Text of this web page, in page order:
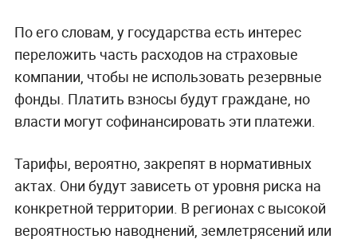
По его словам, у государства есть интерес
переложить часть расходов на страховые
компании, чтобы не использовать резервные
фонды. Платить взносы будут граждане, но
власти могут софинансировать эти платежи.
Тарифы, вероятно, закрепят в нормативных
актах. Они будут зависеть от уровня риска на
конкретной территории. В регионах с высокой
вероятностью наводнений, землетрясений или